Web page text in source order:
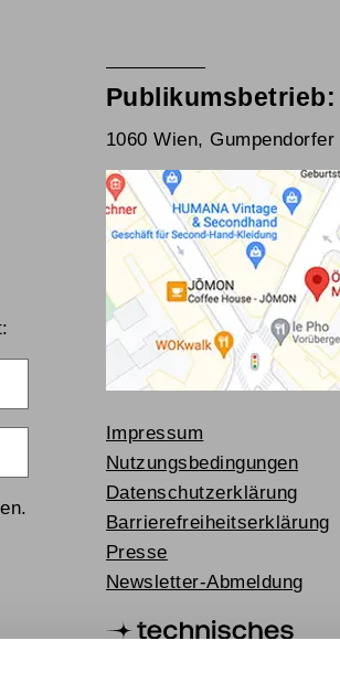
Publikumsbetrieb:
1060 Wien,
Impressum
Nutzungsbedingungen
Datenschutzerklärung
Barrierefreiheitserklärung
Presse
Newsletter-Abmeldung